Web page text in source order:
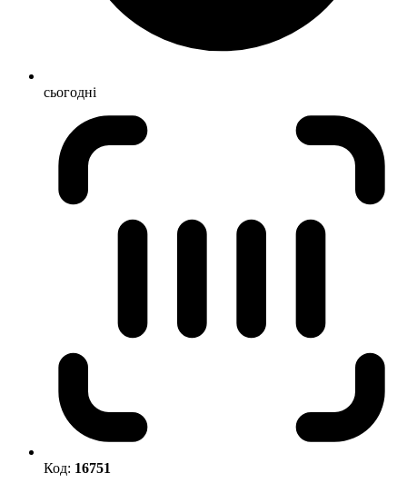
сьогодні
Код: 16751